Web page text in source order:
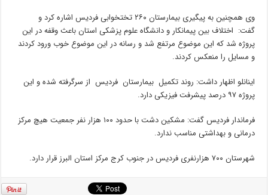
وی همچنین به پیگیری بیمارستان ۲۶۰ تختخوابی فردیس اشاره کرد و
گفت: اختلاف بین پیمانکار و دانشگاه علوم پزشکی استان باعث وقفه در این
پروژه شد که این موضوع مرتفع شد و رسانه در این موضوع خوب ورود کردند
و مسایل را منعکس کردند.
اینانلو اظهار داشت: روند تکمیل بیمارستان فردیس از سرگرفته شده و این
پروژه ۹۷ درصد پیشرفت فیزیکی دارد.
فرماندار فردیس گفت: مشکین دشت با حدود ۱۰۰ هزار نفر جمعیت هیچ مرکز
درمانی و بهداشتی مناسب ندارد.
شهرستان ۷۰۰ هزارنفری فردیس در جنوب کرج مرکز استان البرز قرار دارد.